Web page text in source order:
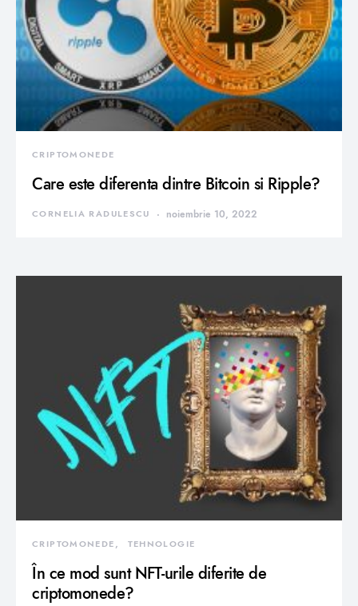
CRIPTOMONEDE
Care este diferenta dintre Bitcoin si Ripple?
CORNELIA RADULESCU noiembrie 10, 2022
CRIPTOMONEDE TEHNOLOGIE
În ce mod sunt NFT-urile diferite de
criptomonede?